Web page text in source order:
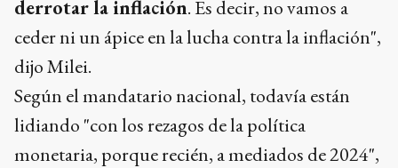
derrotar la inflación. Es decir, no vamos a
ceder ni un ápice en la lucha contra la inflación",
dijo Milei.
Según el mandatario nacional, todavía están
lidiando "con los rezagos de la política
monetaria, porque recién, a mediados de 2024",